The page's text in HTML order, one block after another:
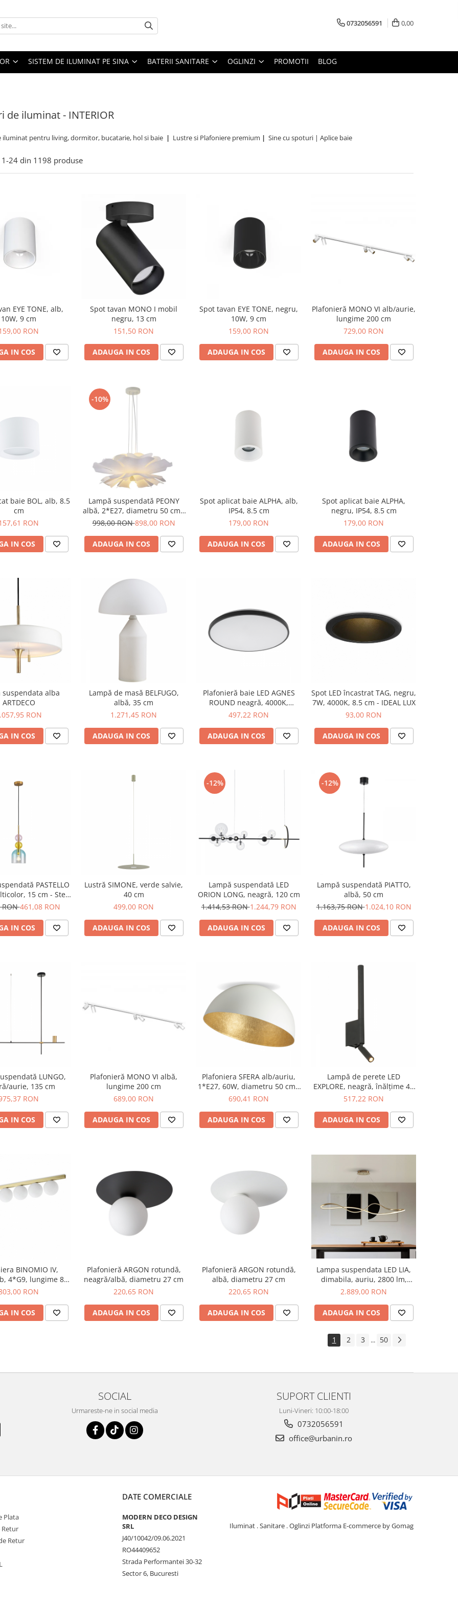
0732056591 0,00
SISTEM DE ILUMINAT PE SINA BATERII SANITARE OGLINZI PROMOTII BLOG
de iluminat - INTERIOR
iluminat pentru living, dormitor, bucatarie, hol si baie | Lustre si Plafoniere premium | Sine cu spoturi | Aplice baie
1-24 din 1198 produse
EYE TONE, alb,
10W, 9 cm
RON
IN COS
Spot tavan MONO I mobil
negru, 13 cm
151,50 RON
ADAUGA IN COS
Spot tavan EYE TONE, negru,
10W, 9 cm
159,00 RON
ADAUGA IN COS
Plafonieră MONO VI alb/aurie,
lungime 200 cm
729,00 RON
ADAUGA IN COS
baie BOL, alb, 8.5
cm
RON
IN COS
-10%
Lampă suspendată PEONY
albă, 2*E27, diametru 50 cm -
STEP INTO DESIGN
998,00 RON898,00 RON
ADAUGA IN COS
Spot aplicat baie ALPHA, alb,
IP54, 8.5 cm
179,00 RON
ADAUGA IN COS
Spot aplicat baie ALPHA,
negru, IP54, 8.5 cm
179,00 RON
ADAUGA IN COS
suspendata alba
ARTDECO
RON
IN COS
Lampă de masă BELFUGO,
albă, 35 cm
1.271,45 RON
ADAUGA IN COS
Plafonieră baie LED AGNES
ROUND neagră, 4000K,
diametru 49 cm
497,22 RON
ADAUGA IN COS
Spot LED încastrat TAG, negru,
7W, 4000K, 8.5 cm - IDEAL LUX
93,00 RON
ADAUGA IN COS
PASTELLO
15 cm - Step
Design
RON461,08 RON
IN COS
Lustră SIMONE, verde salvie,
40 cm
499,00 RON
ADAUGA IN COS
-12%
Lampă suspendată LED
ORION LONG, neagră, 120 cm
1.414,53 RON1.244,79 RON
ADAUGA IN COS
-12%
Lampă suspendată PIATTO,
albă, 50 cm
1.163,75 RON1.024,10 RON
ADAUGA IN COS
LUNGO,
aurie, 135 cm
RON
IN COS
Plafonieră MONO VI albă,
lungime 200 cm
689,00 RON
ADAUGA IN COS
Plafoniera SFERA alb/auriu,
1*E27, 60W, diametru 50 cm -
SIGMA
690,41 RON
ADAUGA IN COS
Lampă de perete LED
EXPLORE, neagră, înălțime 43
cm
517,22 RON
ADAUGA IN COS
BINOMIO IV,
4*G9, lungime 86
- IDEAL LUX
RON
IN COS
Plafonieră ARGON rotundă,
neagră/albă, diametru 27 cm
220,65 RON
ADAUGA IN COS
Plafonieră ARGON rotundă,
albă, diametru 27 cm
220,65 RON
ADAUGA IN COS
Lampa suspendata LED LIA,
dimabila, auriu, 2800 lm,
lungime 146 cm - SCHULLER
2.889,00 RON
ADAUGA IN COS
1 2 3 ... 50
SOCIAL
Urmareste-ne in social media
SUPORT CLIENTI
Luni-Vineri: 10:00-18:00
0732056591
office@urbanin.ro
Plata
Retur
Retur
DATE COMERCIALE
MODERN DECO DESIGN
SRL
J40/10042/09.06.2021
RO44409652
Strada Performantei 30-32
Sector 6, Bucuresti
Iluminat . Sanitare . Oglinzi Platforma E-commerce by Gomag